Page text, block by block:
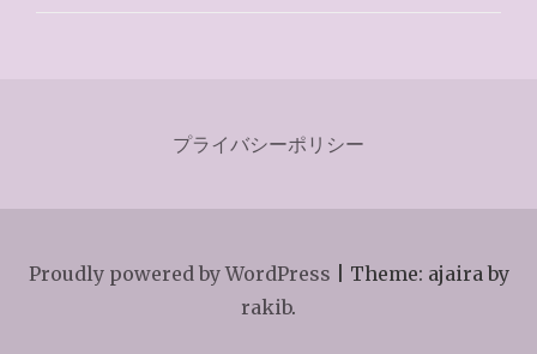
プライバシーポリシー
Proudly powered by WordPress
Theme: ajaira by
rakib.